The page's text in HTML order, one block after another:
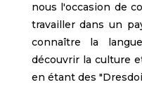
nous l'occasion de
travailler dans un
connaître la
découvrir la culture
en étant des